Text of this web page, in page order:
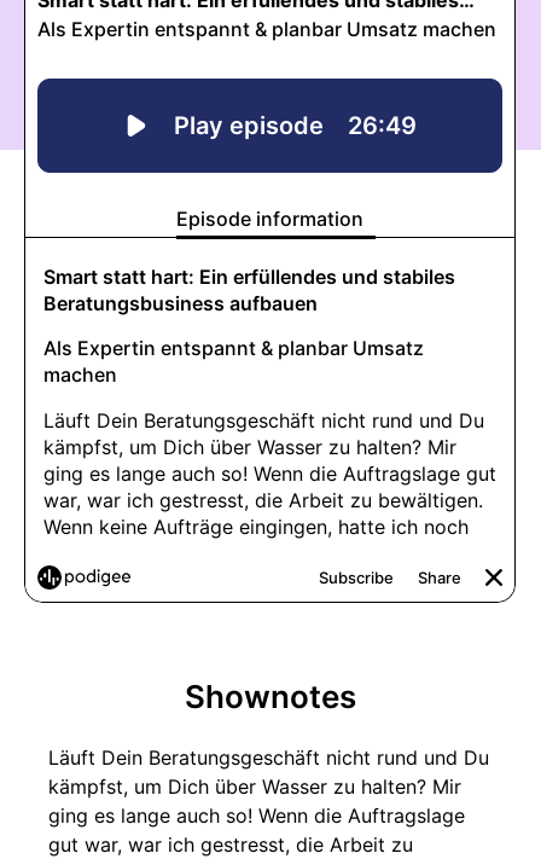
Shownotes
Läuft Dein Beratungsgeschäft nicht rund und Du
kämpfst, um Dich über Wasser zu halten? Mir
ging es lange auch so! Wenn die Auftragslage
gut war, war ich gestresst, die Arbeit zu